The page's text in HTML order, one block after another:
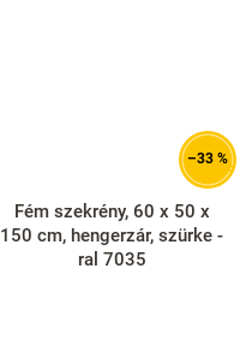
–33 %
Fém szekrény, 60 x 50 x
150 cm, hengerzár, szürke -
ral 7035